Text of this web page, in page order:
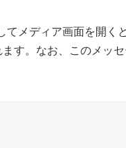
てメディア画面を開く
す。なお、このメッ